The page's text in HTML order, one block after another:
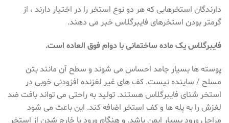
دارندگان استخرهایی که هر دو نوع استخر را در اختیار دارند ، از
گرمتر بودن استخرهای فایبرگلاس خبر می دهند.
فایبرگلاس یک ماده ساختمانی با دوام فوق العاده است.
پوسته ها بسیار جامد احساس می شوند و سطح آن مانند بتن
مسلح / ساینده نیست. کف های غیر لغزنده افزودنی خوبی در
استخر شنای فایبرگلاس هستند. تولید به راحتی می تواند بافت ضد
لغزش را به پله ها و کف استخر اضافه کند. این باعث می شود
مراحل ورود بسیار ایمن باشد. و هنگام ورود یا خارج شدن از استخر